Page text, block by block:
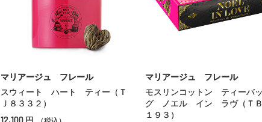
マリアージュ フレール
スウィート ハート ティー（Ｔ
Ｊ８３３２）
12,100 円
マリアージュ フレール
モスリンコットン ティーバッ
グ ノエル イン ラヴ（ＴＢ
１９３）